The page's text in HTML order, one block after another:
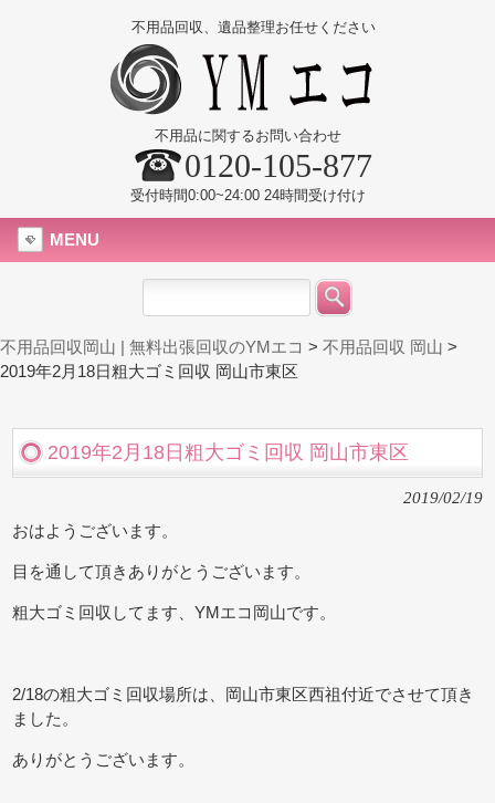
不用品回収、遺品整理お任せください
不用品に関するお問い合わせ
0120-105-877
受付時間0:00~24:00 24時間受け付け
MENU
不用品回収岡山 | 無料出張回収のYMエコ > 不用品回収 岡山 >
2019年2月18日粗大ゴミ回収 岡山市東区
2019年2月18日粗大ゴミ回収 岡山市東区
2019/02/19
おはようございます。
目を通して頂きありがとうございます。
粗大ゴミ回収してます、YMエコ岡山です。
2/18の粗大ゴミ回収場所は、岡山市東区西祖付近でさせて頂き
ました。
ありがとうございます。